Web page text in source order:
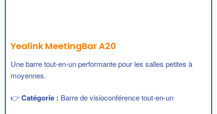
Yealink MeetingBar A20
Une barre tout-en-un performante pour les salles petites à
moyennes.
👉Catégorie : Barre de visioconférence tout-en-un